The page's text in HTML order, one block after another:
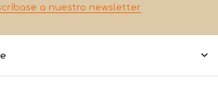
a nuestro newsletter